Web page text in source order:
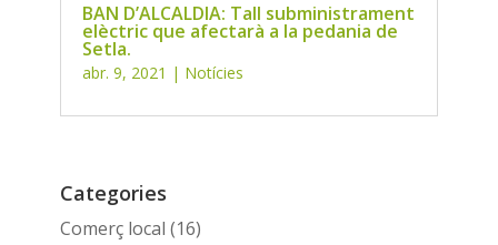
BAN D’ALCALDIA: Tall subministrament
elèctric que afectarà a la pedania de
Setla.
abr. 9, 2021 | Notícies
Categories
Comerç local (16)